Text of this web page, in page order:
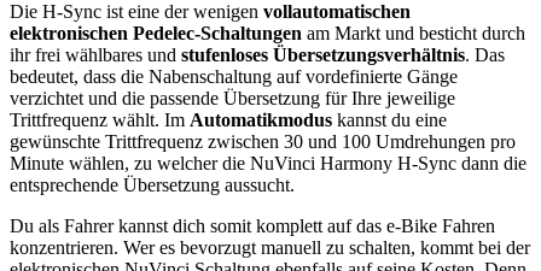
Die H-Sync ist eine der wenigen vollautomatischen
elektronischen Pedelec-Schaltungen am Markt und besticht durch
ihr frei wählbares und stufenloses Übersetzungsverhältnis. Das
bedeutet, dass die Nabenschaltung auf vordefinierte Gänge
verzichtet und die passende Übersetzung für Ihre jeweilige
Trittfrequenz wählt. Im Automatikmodus kannst du eine
gewünschte Trittfrequenz zwischen 30 und 100 Umdrehungen pro
Minute wählen, zu welcher die NuVinci Harmony H-Sync dann die
entsprechende Übersetzung aussucht.
Du als Fahrer kannst dich somit komplett auf das e-Bike Fahren
konzentrieren. Wer es bevorzugt manuell zu schalten, kommt bei der